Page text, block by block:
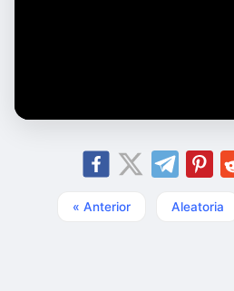
« Anterior Aleatoria